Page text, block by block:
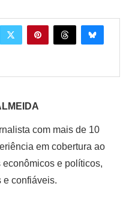
com mais de 10
em cobertura ao
econômicos e políticos,
e confiáveis.